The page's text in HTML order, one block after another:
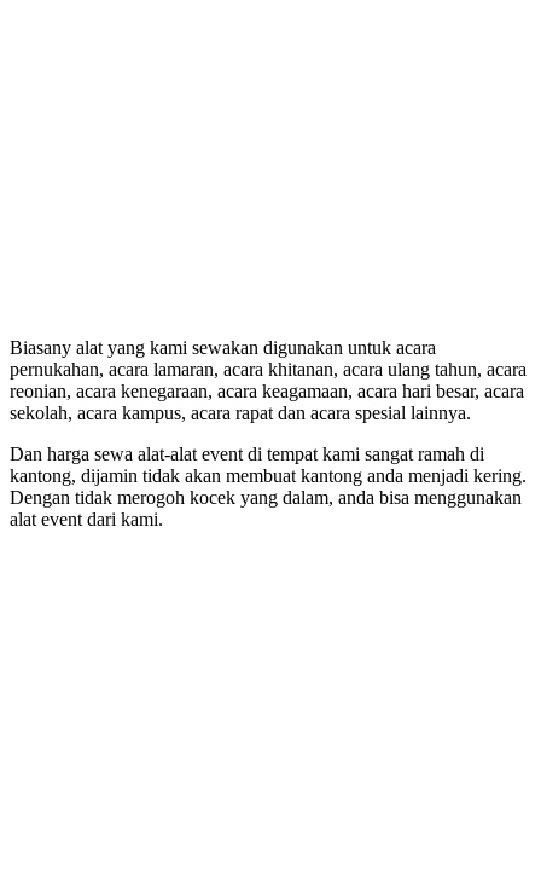
Biasany alat yang kami sewakan digunakan untuk acara
pernukahan, acara lamaran, acara khitanan, acara ulang tahun, acara
reonian, acara kenegaraan, acara keagamaan, acara hari besar, acara
sekolah, acara kampus, acara rapat dan acara spesial lainnya.
Dan harga sewa alat-alat event di tempat kami sangat ramah di
kantong, dijamin tidak akan membuat kantong anda menjadi kering.
Dengan tidak merogoh kocek yang dalam, anda bisa menggunakan
alat event dari kami.